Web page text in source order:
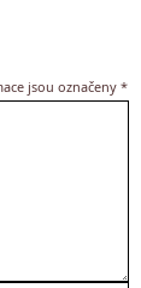
jsou označeny *